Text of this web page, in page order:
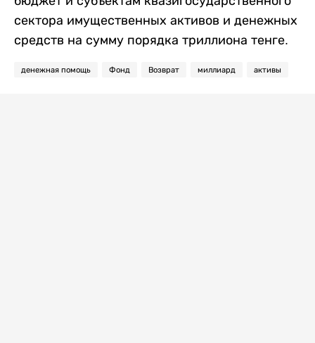
сектора имущественных активов и денежных
средств на сумму порядка триллиона тенге.
денежная помощь Фонд Возврат миллиард активы